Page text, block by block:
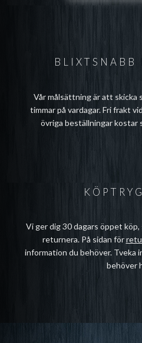
BLIXTSNABB
Vår målsättning är att skicka
timmar på vardagar. Fri frakt
övriga beställningar kostar
Vi ger dig 30 dagars öppet
returnera. På sidan för
information du behöver. Tveka
behöver